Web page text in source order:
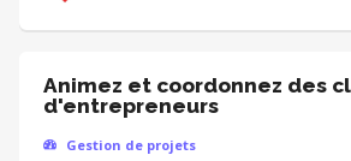
Animez et coordonnez des
d'entrepreneurs
Gestion de projets